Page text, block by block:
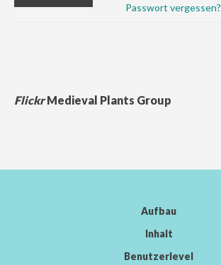
Passwort vergessen?
FlickrMedieval Plants Group
Aufbau
Inhalt
Benutzerlevel